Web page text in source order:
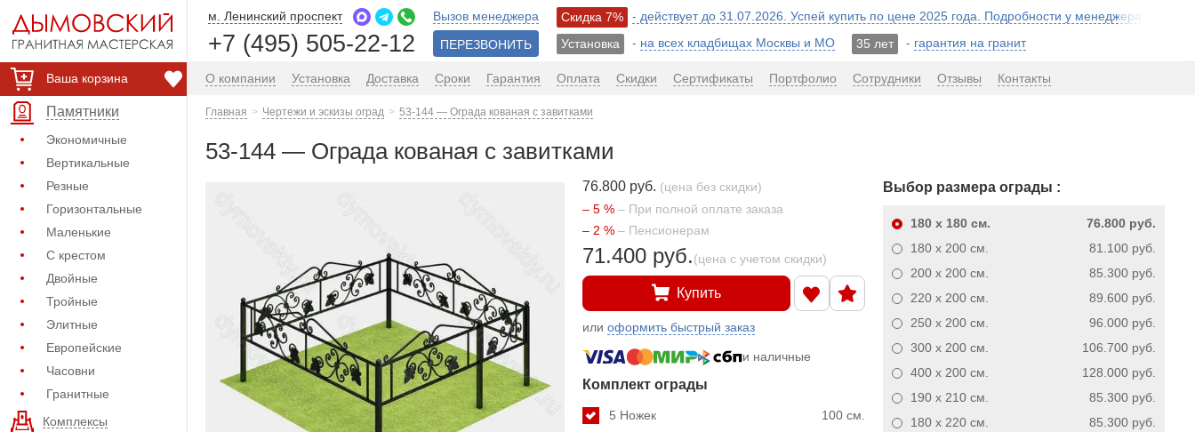
Ваша корзина
Памятники
Экономичные
Вертикальные
Резные
Горизонтальные
Маленькие
С крестом
Двойные
Тройные
Элитные
Европейские
Часовни
Гранитные
Комплексы
м. Ленинский проспект
+7 (495) 505-22-12
Вызов менеджера
ПЕРЕЗВОНИТЬ
Скидка 7%
- действует до 31.07.2026. Успей купить по цене 2025 года. Подробности у менеджера!
Установка
- на всех кладбищах Москвы и МО 35 лет - гарантия на гранит
О компании Установка Доставка Сроки Гарантия Оплата Скидки Сертификаты Портфолио Сотрудники Отзывы Контакты
Главная Чертежи и эскизы оград 53-144 — Ограда кованая с завитками
53-144 — Ограда кованая с завитками
76.800 руб. (цена без скидки)
– 5 % – При полной оплате заказа
– 2 % – Пенсионерам
71.400 руб.(цена с учетом скидки)
Купить
илиоформить быстрый заказ
и наличные
Комплект ограды
100 см.
5 Ножек
Выбор размера ограды :
76.800 руб.
180 x 180см.
81.100 руб.
180 x 200см.
85.300 руб.
200 x 200см.
89.600 руб.
220 x 200см.
96.000 руб.
250 x 200см.
106.700 руб.
300 x 200см.
128.000 руб.
400 x 200см.
85.300 руб.
190 x 210см.
85.300 руб.
180 x 220см.